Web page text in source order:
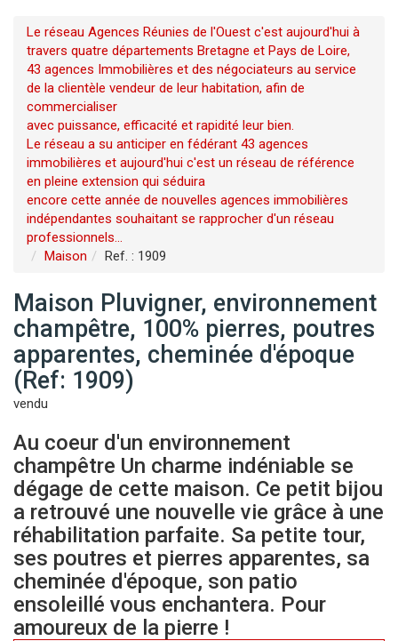
Le réseau Agences Réunies de l'Ouest c'est aujourd'hui à
travers quatre départements Bretagne et Pays de Loire,
43 agences Immobilières et des négociateurs au service
de la clientèle vendeur de leur habitation, afin de
commercialiser
avec puissance, efficacité et rapidité leur bien.
Le réseau a su anticiper en fédérant 43 agences
immobilières et aujourd'hui c'est un réseau de référence
en pleine extension qui séduira
encore cette année de nouvelles agences immobilières
indépendantes souhaitant se rapprocher d'un réseau
professionnels...
Maison
Ref. : 1909
Maison Pluvigner, environnement
champêtre, 100% pierres, poutres
apparentes, cheminée d'époque
(Ref: 1909)
vendu
Au coeur d'un environnement
champêtre Un charme indéniable se
dégage de cette maison. Ce petit bijou
a retrouvé une nouvelle vie grâce à une
réhabilitation parfaite. Sa petite tour,
ses poutres et pierres apparentes, sa
cheminée d'époque, son patio
ensoleillé vous enchantera. Pour
amoureux de la pierre !